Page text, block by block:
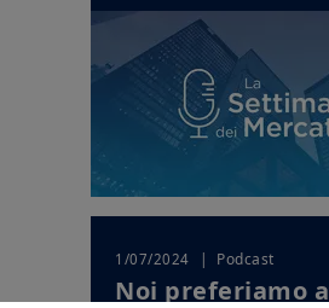
1/07/2024 | Podcast
Noi preferiamo